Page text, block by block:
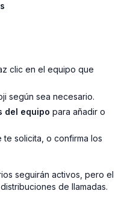
clic en el equipo que
según sea necesario.
del equipo para añadir o
te solicita, o confirma los
seguirán activos, pero el
de llamadas.